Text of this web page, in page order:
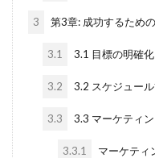
3 第3章: 成功するため
3.1 3.1 目標の明確化
3.2 3.2 スケジュー
3.3 3.3 マーケティ
3.3.1 マーケティ